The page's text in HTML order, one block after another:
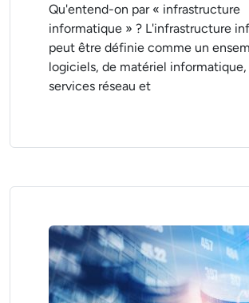
Qu'entend-on par « infrastructure
informatique » ? L'infrastructure
peut être définie comme un
logiciels, de matériel informatique,
services réseau et